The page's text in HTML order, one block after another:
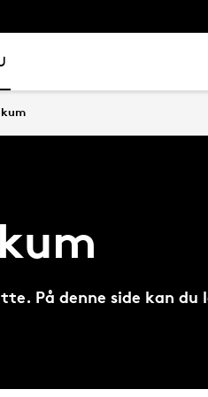
På denne side kan